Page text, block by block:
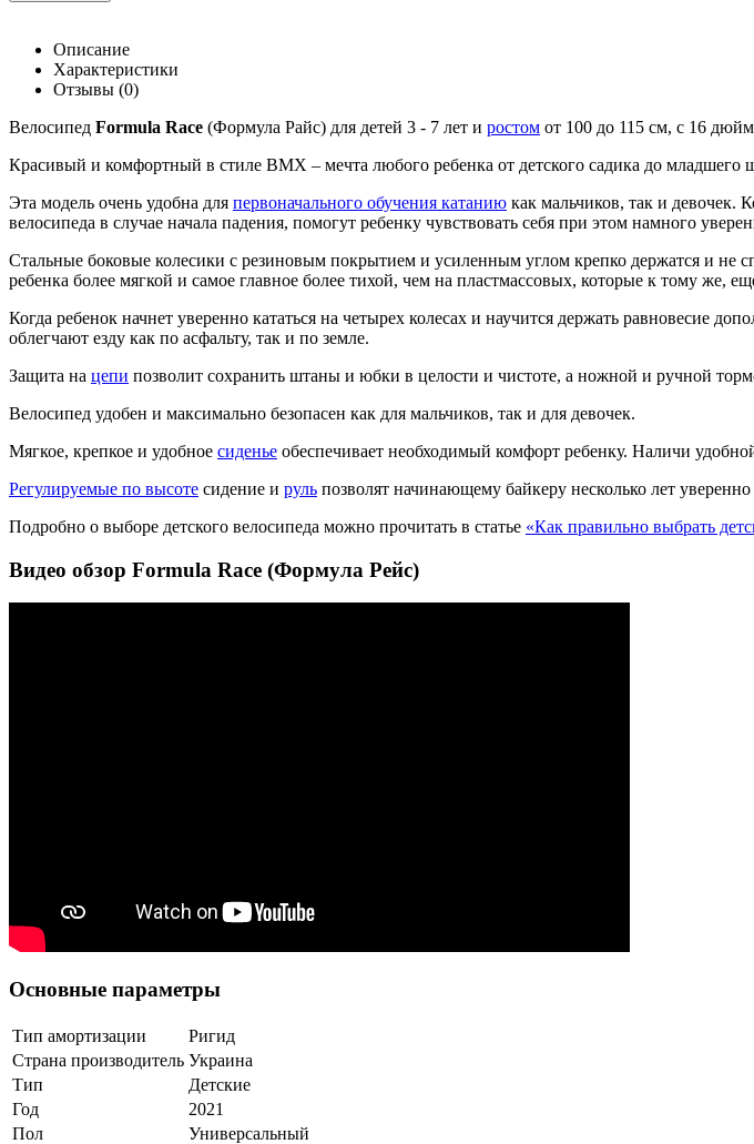
Описание
Характеристики
Отзывы (0)
Велосипед Formula Race (Формула Райс) для детей 3 - 7 лет и ростом от 100 до 115 см, с 16
Красивый и комфортный в стиле BMX – мечта любого ребенка от детского садика до младшего
Эта модель очень удобна для первоначального обучения катанию как мальчиков, так и девочек.
велосипеда в случае начала падения, помогут ребенку чувствовать себя при этом намного
Стальные боковые колесики с резиновым покрытием и усиленным углом крепко держатся и не
ребенка более мягкой и самое главное более тихой, чем на пластмассовых, которые к тому же,
Когда ребенок начнет уверенно кататься на четырех колесах и научится держать равновесие
облегчают езду как по асфальту, так и по земле.
Защита на цепи позволит сохранить штаны и юбки в целости и чистоте, а ножной и ручной
Велосипед удобен и максимально безопасен как для мальчиков, так и для девочек.
Мягкое, крепкое и удобное сиденье обеспечивает необходимый комфорт ребенку. Наличи
Регулируемые по высоте сидение и руль позволят начинающему байкеру несколько лет
Подробно о выборе детского велосипеда можно прочитать в статье «Как правильно выбрать
Видео обзор Formula Race (Формула Рейс)
Основные параметры
Тип амортизации
Ригид
Страна производитель Украина
Тип
Детские
Год
2021
Пол
Универсальный